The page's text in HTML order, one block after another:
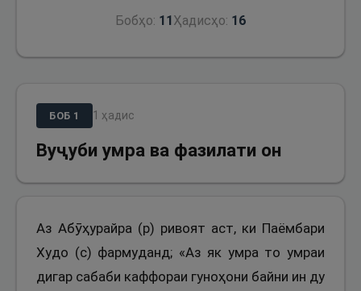
Бобҳо: 11Ҳадисҳо: 16
БОБ 1 1 ҳадис
Вуҷуби умра ва фазилати он
Аз Абӯҳурайра (р) ривоят аст, ки Паёмбари
Худо (с) фармуданд; «Аз як умра то умраи
дигар сабаби каффораи гуноҳони байни ин ду